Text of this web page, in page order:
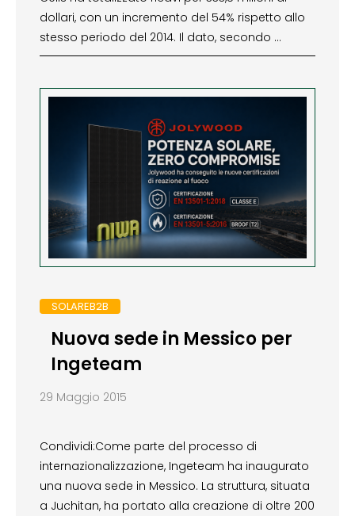
dollari, con un incremento del 54% rispetto allo
stesso periodo del 2014. Il dato, secondo …
SOLAREB2B
Nuova sede in Messico per
Ingeteam
29 Maggio 2015
Condividi:Come parte del processo di
internazionalizzazione, Ingeteam ha inaugurato
una nuova sede in Messico. La struttura, situata
a Juchitan, ha portato alla creazione di oltre 200